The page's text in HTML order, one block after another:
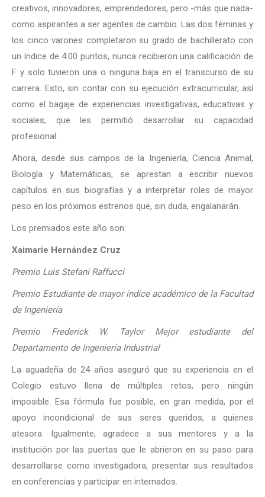
creativos, innovadores, emprendedores, pero -más que nada-
como aspirantes a ser agentes de cambio. Las dos féminas y
los cinco varones completaron su grado de bachillerato con
un índice de 4.00 puntos, nunca recibieron una calificación de
F y solo tuvieron una o ninguna baja en el transcurso de su
carrera. Esto, sin contar con su ejecución extracurricular, así
como el bagaje de experiencias investigativas, educativas y
sociales, que les permitió desarrollar su capacidad
profesional.
Ahora, desde sus campos de la Ingeniería, Ciencia Animal,
Biología y Matemáticas, se aprestan a escribir nuevos
capítulos en sus biografías y a interpretar roles de mayor
peso en los próximos estrenos que, sin duda, engalanarán.
Los premiados este año son:
Xaimarie Hernández Cruz
Premio Luis Stefani Raffucci
Premio Estudiante de mayor índice académico de la Facultad
de Ingeniería
Premio Frederick W. Taylor Mejor estudiante del
Departamento de Ingeniería Industrial
La aguadeña de 24 años aseguró que su experiencia en el
Colegio estuvo llena de múltiples retos, pero ningún
imposible. Esa fórmula fue posible, en gran medida, por el
apoyo incondicional de sus seres queridos, a quienes
atesora. Igualmente, agradece a sus mentores y a la
institución por las puertas que le abrieron en su paso para
desarrollarse como investigadora, presentar sus resultados
en conferencias y participar en internados.